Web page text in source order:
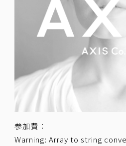
参加費：
Warning: Array to string